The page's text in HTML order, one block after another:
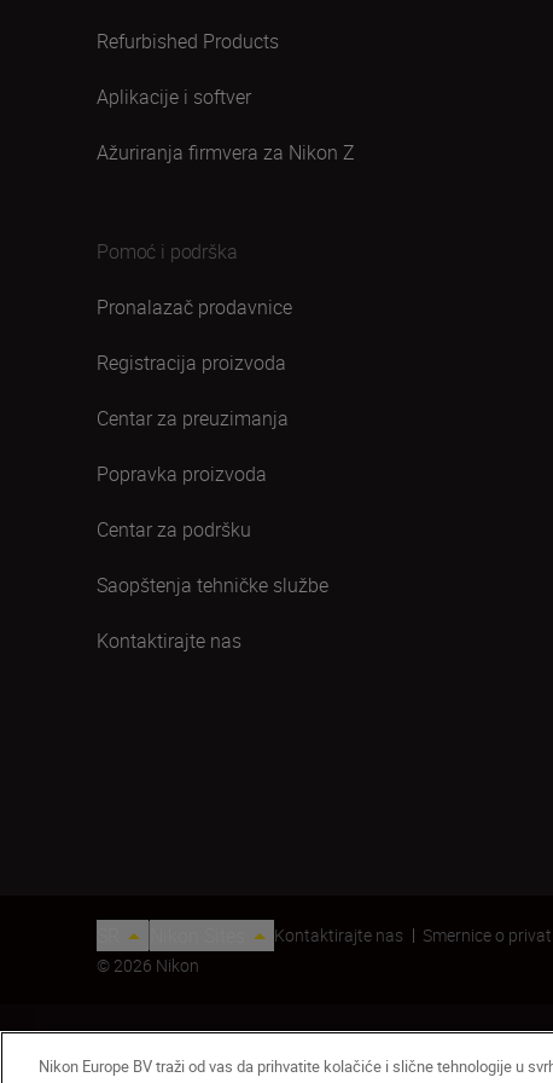
Refurbished Products
Aplikacije i softver
Ažuriranja firmvera za Nikon Z
Pomoć i podrška
Pronalazač prodavnice
Registracija proizvoda
Centar za preuzimanja
Popravka proizvoda
Centar za podršku
Saopštenja tehničke službe
Kontaktirajte nas
Kontaktirajte nas Smernice o
© 2026 Nikon
Nikon Europe BV traži od vas da prihvatite kolačiće i slične tehnologije u